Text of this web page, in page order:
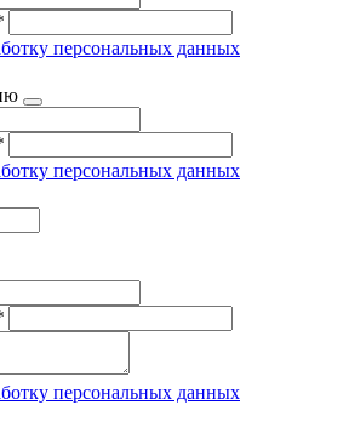
персональных данных
персональных данных
персональных данных